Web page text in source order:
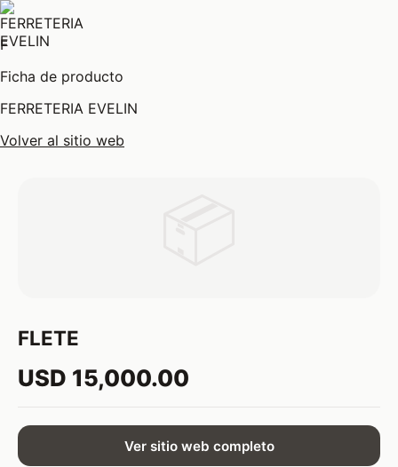
F
Ficha de producto
FERRETERIA EVELIN
Volver al sitio web
FLETE
USD 15,000.00
Ver sitio web completo